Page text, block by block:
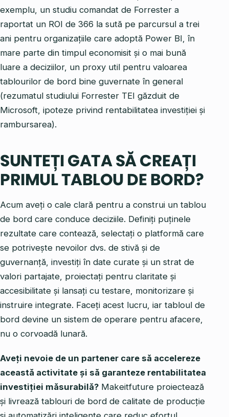
exemplu, un studiu comandat de Forrester a
raportat un ROI de 366 la sută pe parcursul a trei
ani pentru organizațiile care adoptă Power BI, în
mare parte din timpul economisit și o mai bună
luare a deciziilor, un proxy util pentru valoarea
tablourilor de bord bine guvernate în general
(rezumatul studiului Forrester TEI găzduit de
Microsoft, ipoteze privind rentabilitatea investiției și
rambursarea).
SUNTEȚI GATA SĂ CREAȚI
PRIMUL TABLOU DE BORD?
Acum aveți o cale clară pentru a construi un tablou
de bord care conduce deciziile. Definiți puținele
rezultate care contează, selectați o platformă care
se potrivește nevoilor dvs. de stivă și de
guvernanță, investiți în date curate și un strat de
valori partajate, proiectați pentru claritate și
accesibilitate și lansați cu testare, monitorizare și
instruire integrate. Faceți acest lucru, iar tabloul de
bord devine un sistem de operare pentru afacere,
nu o corvoadă lunară.
Aveți nevoie de un partener care să accelereze
această activitate și să garanteze rentabilitatea
investiției măsurabilă? Makeitfuture proiectează
și livrează tablouri de bord de calitate de producție